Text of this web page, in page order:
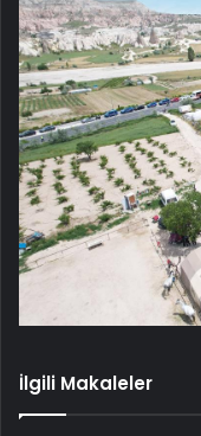
İlgili Makaleler